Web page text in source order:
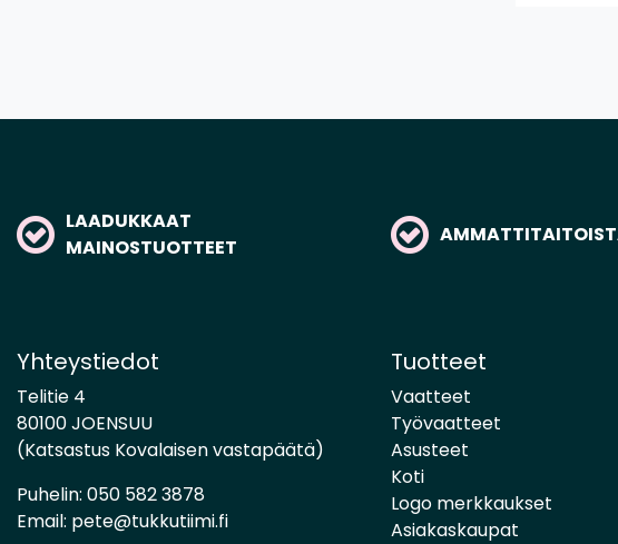
LAADUKKAAT
MAINOSTUOTTEET
Yhteystiedot
Telitie 4
80100 JOENSUU
(Katsastus Kovalaisen vastapäätä)
Puhelin: 050 582 3878
Email: pete@tukkutiimi.fi
Tuotteet
Vaatteet
Työvaatteet
Asusteet
Koti
Logo merkkaukset
Asiakaskaupat